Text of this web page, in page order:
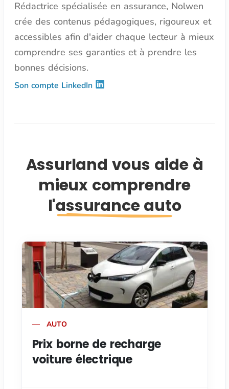
Rédactrice spécialisée en assurance, Nolwen
crée des contenus pédagogiques, rigoureux et
accessibles afin d'aider chaque lecteur à mieux
comprendre ses garanties et à prendre les
bonnes décisions.
Son compte LinkedIn
Assurland vous aide à
mieux comprendre
l'assurance auto
AUTO
Prix borne de recharge
voiture électrique